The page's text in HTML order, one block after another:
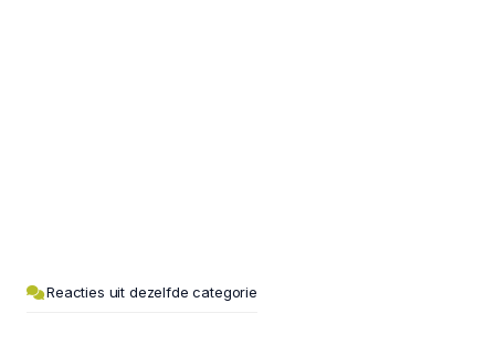
Reacties uit dezelfde categorie